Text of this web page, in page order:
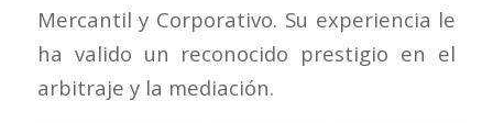
Mercantil y Corporativo. Su experiencia le
ha valido un reconocido prestigio en el
arbitraje y la mediación.